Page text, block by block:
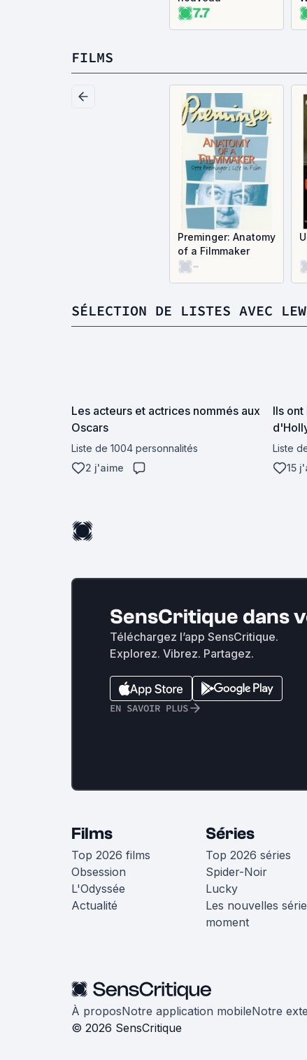
7.7
FILMS
Preminger: Anatomy
of a Filmmaker
-
SÉLECTION DE LISTES AVEC
Les acteurs et actrices nommés aux
Oscars
Liste de 1004 personnalités
2 j'aime
Ils
Liste
15
SensCritique dans
Téléchargez l’app SensCritique.
Explorez. Vibrez. Partagez.
EN SAVOIR PLUS
Films
Top 2026 films
Obsession
L'Odyssée
Actualité
Séries
Top 2026 séries
Spider-Noir
Lucky
Les nouvelles
moment
À proposNotre application mobileNotre
© 2026 SensCritique